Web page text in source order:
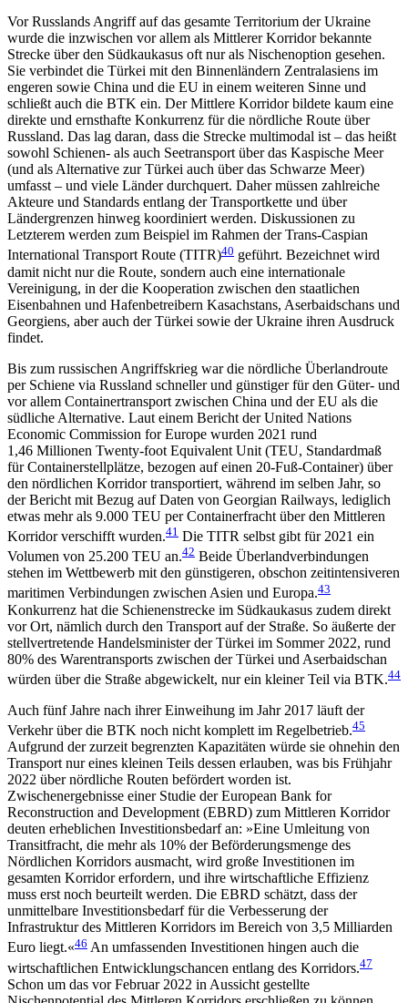
Vor Russlands Angriff auf das gesamte Territorium der Ukraine
wurde die inzwischen vor allem als Mitt­lerer Korridor bekannte
Strecke über den Südkaukasus oft nur als Nischenoption gesehen.
Sie verbindet die Türkei mit den Binnenländern Zentralasiens im
engeren sowie China und die EU in einem weiteren Sinne und
schließt auch die BTK ein. Der Mittlere Korridor bildete kaum eine
direkte und ernsthafte Konkurrenz für die nördliche Route über
Russland. Das lag daran, dass die Strecke multimodal ist – das heißt
sowohl Schienen- als auch Seetransport über das Kaspische Meer
(und als Alternative zur Türkei auch über das Schwarze Meer)
umfasst – und viele Länder durchquert. Daher müssen zahlreiche
Akteure und Standards entlang der Transportkette und über
Ländergrenzen hinweg koordiniert werden. Diskussionen zu
Letzterem werden zum Beispiel im Rahmen der Trans-Caspian
International Transport Route (TITR)40 geführt. Bezeichnet wird
damit nicht nur die Route, sondern auch eine internationale
Vereinigung, in der die Kooperation zwischen den staatlichen
Eisenbahnen und Hafenbetreibern Kasachstans, Aser­baidschans und
Georgiens, aber auch der Türkei sowie der Ukraine ihren Ausdruck
findet.
Bis zum russischen Angriffskrieg war die nördliche Überlandroute
per Schiene via Russland schneller und günstiger für den Güter- und
vor allem Containertransport zwischen China und der EU als die
südliche Alternative. Laut einem Bericht der United Nations
Economic Com­mission for Europe wurden 2021 rund
1,46 Millionen Twenty-foot Equivalent Unit (TEU, Standardmaß
für Containerstellplätze, bezogen auf einen 20-Fuß-Container) über
den nördlichen Korri­dor transportiert, während im selben Jahr, so
der Bericht mit Bezug auf Daten von Georgian Railways, lediglich
etwas mehr als 9.000 TEU per Containerfracht über den Mittleren
Korridor verschifft wurden.41 Die TITR selbst gibt für 2021 ein
Volumen von 25.200 TEU an.42 Beide Überlandverbindungen
stehen im Wettbewerb mit den günstigeren, obschon zeit­intensiveren
maritimen Verbindungen zwischen Asien und Europa.43
Konkurrenz hat die Schienenstrecke im Südkaukasus zudem direkt
vor Ort, näm­lich durch den Transport auf der Straße. So äußerte der
stellvertretende Handelsminister der Türkei im Sommer 2022, rund
80% des Warentransports zwi­schen der Türkei und Aserbaidschan
würden über die Straße abgewickelt, nur ein kleiner Teil via BTK.44
Auch fünf Jahre nach ihrer Einweihung im Jahr 2017 läuft der
Verkehr über die BTK noch nicht kom­plett im Regelbetrieb.45
Aufgrund der zurzeit begrenz­ten Kapazitäten würde sie ohnehin den
Transport nur eines kleinen Teils dessen erlauben, was bis Frühjahr
2022 über nördliche Routen befördert worden ist.
Zwischenergebnisse einer Studie der European Bank for
Reconstruction and Development (EBRD) zum Mittleren Korridor
deuten erheblichen Investitionsbedarf an: »Eine Umleitung von
Transitfracht, die mehr als 10% der Beförderungsmenge des
Nördlichen Korridors ausmacht, wird große Investitionen im
gesamten Korridor erfordern, und ihre wirtschaftliche Effizienz
muss erst noch beurteilt werden. Die EBRD schätzt, dass der
unmittelbare Investitionsbedarf für die Verbesserung der
Infrastruktur des Mittleren Korridors im Bereich von 3,5 Milliarden
Euro liegt.«46 An umfassenden Investitionen hingen auch die
wirtschaftlichen Entwicklungschancen entlang des Korri­dors.47
Schon um das vor Februar 2022 in Aus­sicht gestellte